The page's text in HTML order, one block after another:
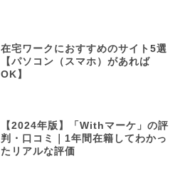
在宅ワークにおすすめのサイト5選
【パソコン（スマホ）があれば
OK】
【2024年版】「Withマーケ」の評
判・口コミ｜1年間在籍してわかっ
たリアルな評価